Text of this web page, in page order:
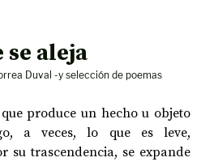
ENSAYO
aleja
Duval -y selección de poemas
produce un hecho u objeto
a veces, lo que es leve,
su trascendencia, se expande